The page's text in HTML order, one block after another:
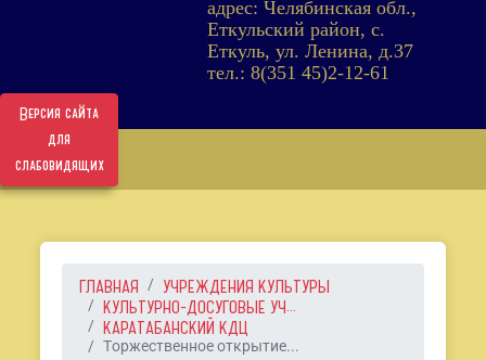
Версия сайта
для
слабовидящих
адрес: Челябинская обл.,
Еткульский район, с.
Еткуль, ул. Ленина, д.37
тел.: 8(351 45)2-12-61
ГЛАВНАЯ
УЧРЕЖДЕНИЯ КУЛЬТУРЫ
КУЛЬТУРНО-ДОСУГОВЫЕ УЧ...
КАРАТАБАНСКИЙ КДЦ
Торжественное открытие...